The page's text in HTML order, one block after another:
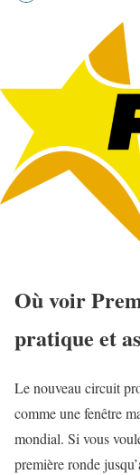
Où voir
pratique et
Le nouveau circuit
comme une fenêtre
mondial. Si vous
première ronde